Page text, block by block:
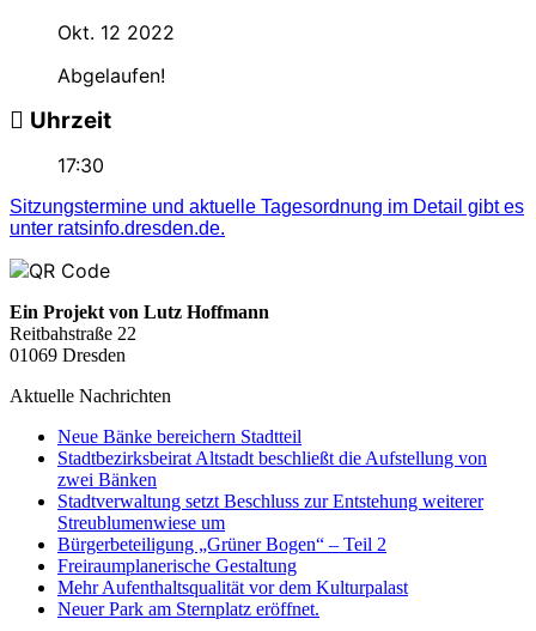
Okt. 12 2022
Abgelaufen!
Uhrzeit
17:30
Sitzungstermine und aktuelle Tagesordnung im Detail gibt es
unter ratsinfo.dresden.de.
Ein Projekt von Lutz Hoffmann
Reitbahstraße 22
01069 Dresden
Aktuelle Nachrichten
Neue Bänke bereichern Stadtteil
Stadtbezirksbeirat Altstadt beschließt die Aufstellung von
zwei Bänken
Stadtverwaltung setzt Beschluss zur Entstehung weiterer
Streublumenwiese um
Bürgerbeteiligung „Grüner Bogen“ – Teil 2
Freiraumplanerische Gestaltung
Mehr Aufenthaltsqualität vor dem Kulturpalast
Neuer Park am Sternplatz eröffnet.